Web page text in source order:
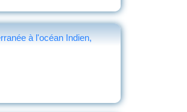
à l'océan Indien,